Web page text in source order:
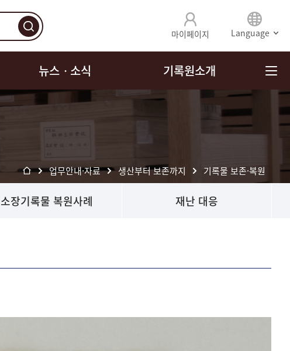
마이페이지 Language
뉴스ㆍ소식 기록원소개
업무안내·자료 생산부터 보존까지 기록물 보존·복원
소장기록물 복원사례 재난 대응